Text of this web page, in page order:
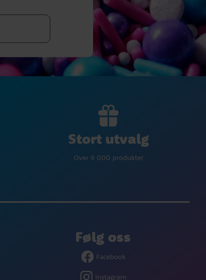
Stort utvalg
Over 9 000 produkter
Følg oss
Facebook
Instagram